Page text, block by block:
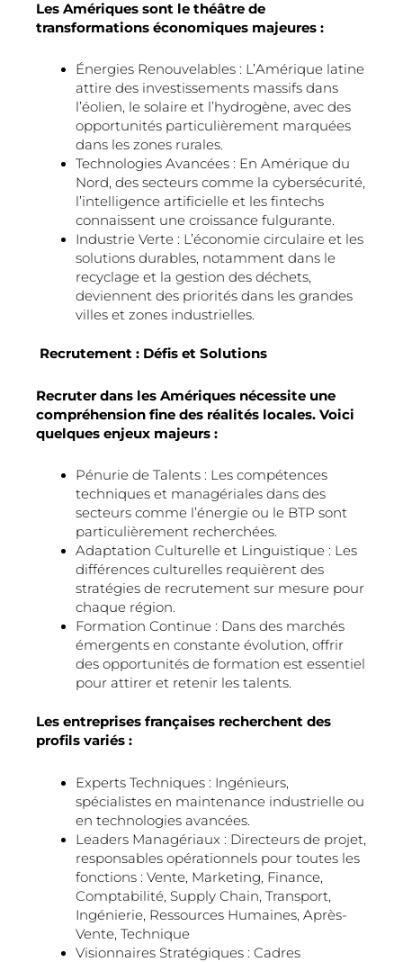
Les Amériques sont le théâtre de
transformations économiques majeures :
Énergies Renouvelables : L’Amérique latine
attire des investissements massifs dans
l’éolien, le solaire et l’hydrogène, avec des
opportunités particulièrement marquées
dans les zones rurales.
Technologies Avancées : En Amérique du
Nord, des secteurs comme la cybersécurité,
l’intelligence artificielle et les fintechs
connaissent une croissance fulgurante.
Industrie Verte : L’économie circulaire et les
solutions durables, notamment dans le
recyclage et la gestion des déchets,
deviennent des priorités dans les grandes
villes et zones industrielles.
Recrutement : Défis et Solutions
Recruter dans les Amériques nécessite une
compréhension fine des réalités locales. Voici
quelques enjeux majeurs :
Pénurie de Talents : Les compétences
techniques et managériales dans des
secteurs comme l’énergie ou le BTP sont
particulièrement recherchées.
Adaptation Culturelle et Linguistique : Les
différences culturelles requièrent des
stratégies de recrutement sur mesure pour
chaque région.
Formation Continue : Dans des marchés
émergents en constante évolution, offrir
des opportunités de formation est essentiel
pour attirer et retenir les talents.
Les entreprises françaises recherchent des
profils variés :
Experts Techniques : Ingénieurs,
spécialistes en maintenance industrielle ou
en technologies avancées.
Leaders Managériaux : Directeurs de projet,
responsables opérationnels pour toutes les
fonctions : Vente, Marketing, Finance,
Comptabilité, Supply Chain, Transport,
Ingénierie, Ressources Humaines, Après-
Vente, Technique
Visionnaires Stratégiques : Cadres